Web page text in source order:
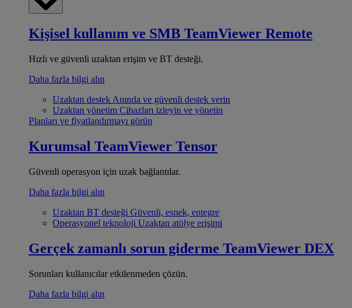
Kişisel kullanım ve SMB TeamViewer Remote
Hızlı ve güvenli uzaktan erişim ve BT desteği.
Daha fazla bilgi alın
Uzaktan destek Anında ve güvenli destek verin
Uzaktan yönetim Cihazları izleyin ve yönetin
Planları ve fiyatlandırmayı görün
Kurumsal TeamViewer Tensor
Güvenli operasyon için uzak bağlantılar.
Daha fazla bilgi alın
Uzaktan BT desteği Güvenli, esnek, entegre
Operasyonel teknoloji Uzaktan atölye erişimi
Gerçek zamanlı sorun giderme TeamViewer DEX
Sorunları kullanıcılar etkilenmeden çözün.
Daha fazla bilgi alın